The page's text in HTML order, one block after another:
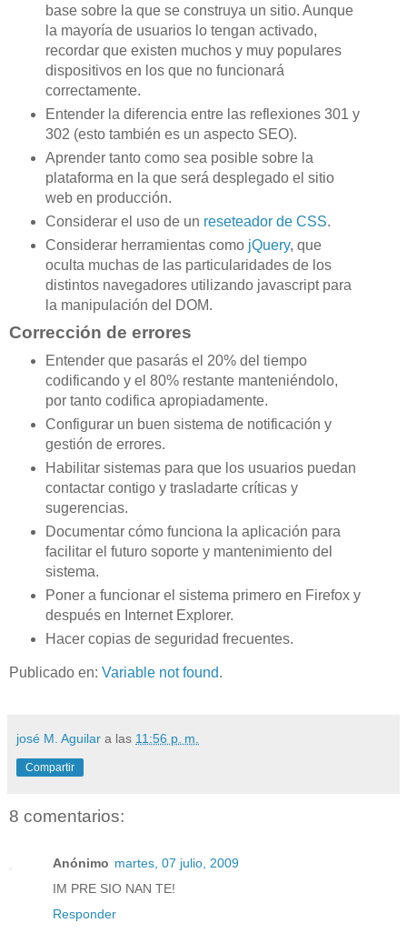
base sobre la que se construya un sitio. Aunque
la mayoría de usuarios lo tengan activado,
recordar que existen muchos y muy populares
dispositivos en los que no funcionará
correctamente.
Entender la diferencia entre las reflexiones 301 y
302 (esto también es un aspecto SEO).
Aprender tanto como sea posible sobre la
plataforma en la que será desplegado el sitio
web en producción.
Considerar el uso de un reseteador de CSS.
Considerar herramientas como jQuery, que
oculta muchas de las particularidades de los
distintos navegadores utilizando javascript para
la manipulación del DOM.
Corrección de errores
Entender que pasarás el 20% del tiempo
codificando y el 80% restante manteniéndolo,
por tanto codifica apropiadamente.
Configurar un buen sistema de notificación y
gestión de errores.
Habilitar sistemas para que los usuarios puedan
contactar contigo y trasladarte críticas y
sugerencias.
Documentar cómo funciona la aplicación para
facilitar el futuro soporte y mantenimiento del
sistema.
Poner a funcionar el sistema primero en Firefox y
después en Internet Explorer.
Hacer copias de seguridad frecuentes.
Publicado en: Variable not found.
josé M. Aguilar a las 11:56 p. m.
Compartir
8 comentarios:
Anónimo martes, 07 julio, 2009
IM PRE SIO NAN TE!
Responder